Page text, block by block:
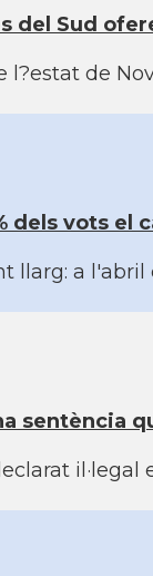
del Sud
l?estat de
dels vots el
llarg: a
sentència